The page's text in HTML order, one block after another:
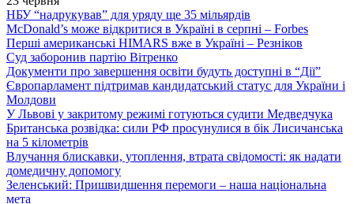
НБУ “надрукував” для уряду ще 35 мільярдів
McDonald’s може відкритися в Україні в серпні – Forbes
Перші американські HIMARS вже в Україні – Резніков
Суд заборонив партію Вітренко
Документи про завершення освіти будуть доступні в “Дії”
Європарламент підтримав кандидатський статус для України і
Молдови
У Львові у закритому режимі готуються судити Медведчука
Британська розвідка: сили РФ просунулися в бік Лисичанська
на 5 кілометрів
Влучання блискавки, утоплення, втрата свідомості: як надати
домедичну допомогу
Зеленський: Пришвидшення перемоги – наша національна
мета